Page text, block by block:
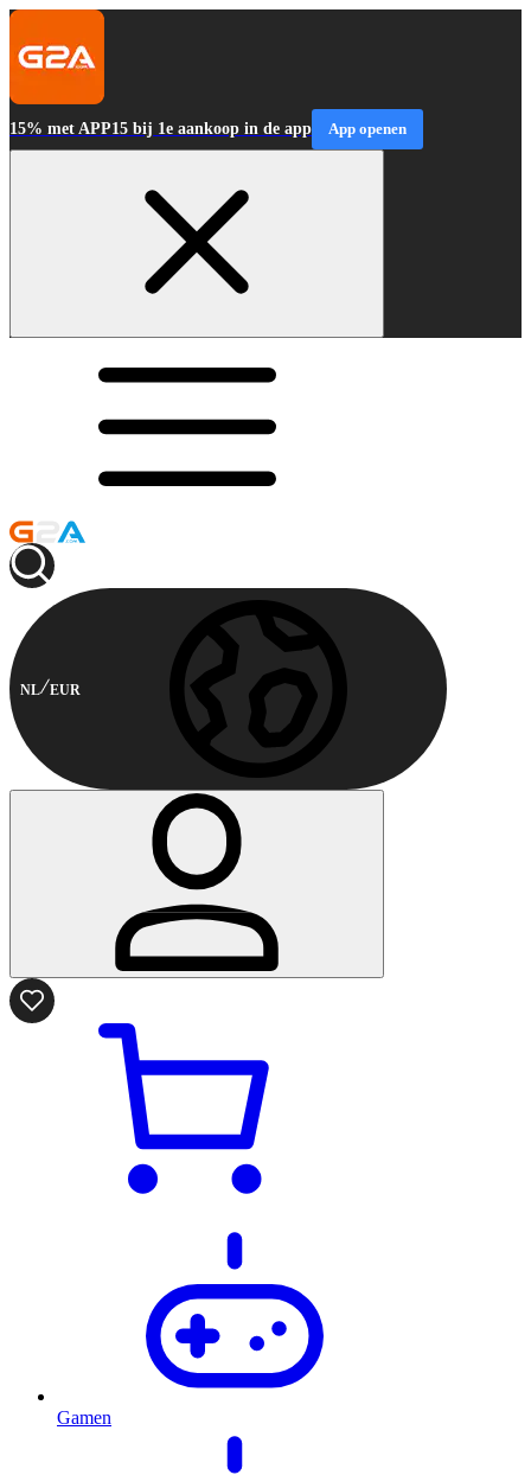
15% met APP15 bij 1e aankoop in de app App openen
NL EUR
Gamen